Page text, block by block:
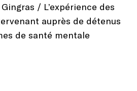
/ L’expérience des
auprès de détenus
de santé mentale